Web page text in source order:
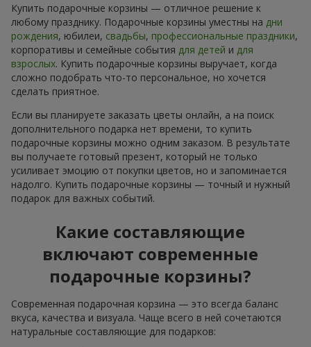
Купить подарочные корзины — отличное решение к
любому празднику. Подарочные корзины уместны на дни
рождения, юбилеи, свадьбы, профессиональные праздники,
корпоративы и семейные события для детей и для
взрослых. Купить подарочные корзины выручает, когда
сложно подобрать что-то персональное, но хочется
сделать приятное.
Если вы планируете заказать цветы онлайн, а на поиск
дополнительного подарка нет времени, то купить
подарочные корзины можно одним заказом. В результате
вы получаете готовый презент, который не только
усиливает эмоцию от покупки цветов, но и запоминается
надолго. Купить подарочные корзины — точный и нужный
подарок для важных событий.
Какие составляющие
включают современные
подарочные корзины?
Современная подарочная корзина — это всегда баланс
вкуса, качества и визуала. Чаще всего в ней сочетаются
натуральные составляющие для подарков: